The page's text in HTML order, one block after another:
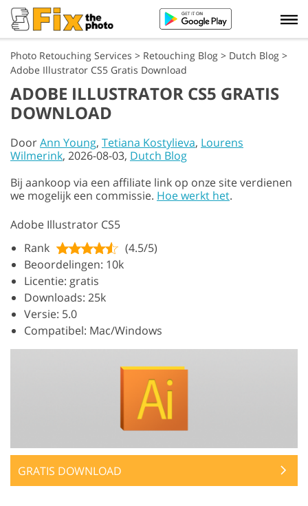
Photo Retouching Services > Retouching Blog > Dutch Blog >
Adobe Illustrator CS5 Gratis Download
ADOBE ILLUSTRATOR CS5 GRATIS
DOWNLOAD
DoorAnn Young, Tetiana Kostylieva, Lourens
Wilmerink, 2026-08-03, Dutch Blog
Bij aankoop via een affiliate link op onze site verdienen
we mogelijk een commissie. Hoe werkt het.
Adobe Illustrator CS5
Rank
(4.5/5)
Beoordelingen: 10k
Licentie: gratis
Downloads: 25k
Versie: 5.0
Compatibel: Mac/Windows
GRATIS DOWNLOAD